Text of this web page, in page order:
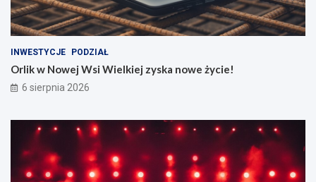
INWESTYCJE PODZIAŁ
Orlik w Nowej Wsi Wielkiej zyska nowe życie!
6 sierpnia 2026